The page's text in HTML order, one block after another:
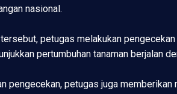
nasional.
petugas melakukan
pertumbuhan tanaman berjalan
pengecekan, petugas juga